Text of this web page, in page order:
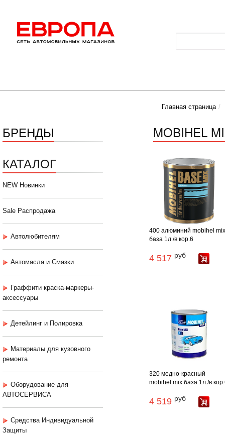
Главная страница
БРЕНДЫ
КАТАЛОГ
NEW Новинки
Sale Распродажа
Автолюбителям
Автомасла и Смазки
Граффити краска-маркеры-
аксессуары
Детейлинг и Полировка
Материалы для кузовного
ремонта
Оборудование для
АВТОСЕРВИСА
Средства Индивидуальной
Защиты
MOBIHEL
400 алюминий mobihel
база 1л./в кор.6
4 517 руб
320 медно-красный
mobihel mix база 1л./в
4 519 руб